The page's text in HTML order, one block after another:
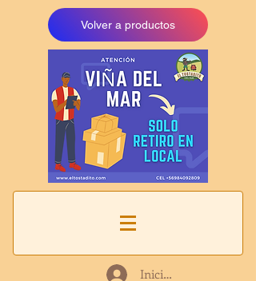
Volver a productos
Iniciar sesión